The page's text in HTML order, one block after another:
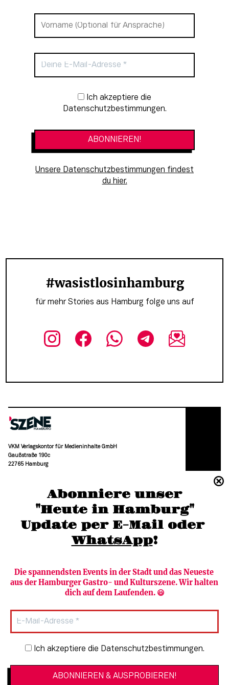
Abonniere unser
"Heute in Hamburg"
Update per E-Mail oder
WhatsApp!
Die spannendsten Events in der Stadt und das Neueste
aus der Hamburger Gastro- und Kulturszene. Wir halten
dich auf dem Laufenden. 😃
Newsletter-Anmeldung
Ich akzeptiere die Datenschutzbestimmungen.
Newsletter-Anmeldung
Datenschutzbestimmungen.
Unsere Datenschutzbestimmungen findest
du hier.
#wasistlosinhamburg
für mehr Stories aus Hamburg folge uns auf
VKM Verlagskontor für Medieninhalte GmbH
Gaußstraße 190c
22765 Hamburg
moc.grubmah-enezs@ofni
Newsletter abonnieren
HAMBURG PUR
Verlag